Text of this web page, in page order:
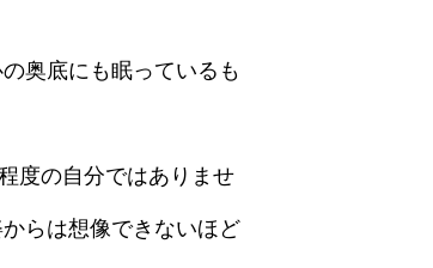
奥底にも眠っているも
度の自分ではありませ
らは想像できないほど